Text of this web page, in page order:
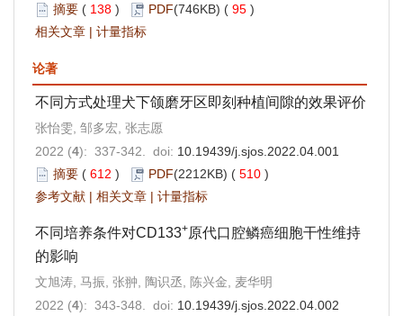
摘要 ( 138 ) PDF(746KB) ( 95 )
相关文章 | 计量指标
论著
不同方式处理犬下颌磨牙区即刻种植间隙的效果评价
张怡雯, 邹多宏, 张志愿
2022 (4): 337-342. doi: 10.19439/j.sjos.2022.04.001
摘要 ( 612 ) PDF(2212KB) ( 510 )
参考文献 | 相关文章 | 计量指标
不同培养条件对CD133+原代口腔鳞癌细胞干性维持
的影响
文旭涛, 马振, 张翀, 陶识丞, 陈兴金, 麦华明
2022 (4): 343-348. doi: 10.19439/j.sjos.2022.04.002